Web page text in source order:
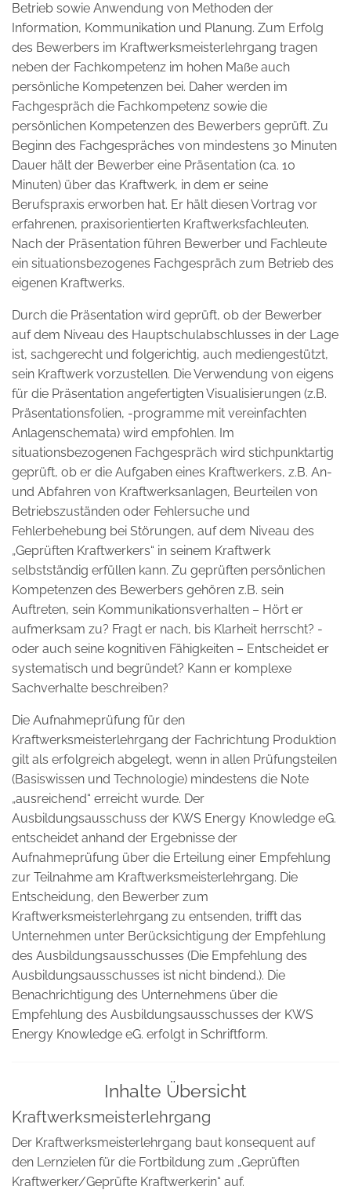
Betrieb sowie Anwendung von Methoden der
Information, Kommunikation und Planung. Zum Erfolg
des Bewerbers im Kraftwerksmeisterlehrgang tragen
neben der Fachkompetenz im hohen Maße auch
persönliche Kompetenzen bei. Daher werden im
Fachgespräch die Fachkompetenz sowie die
persönlichen Kompetenzen des Bewerbers geprüft. Zu
Beginn des Fachgespräches von mindestens 30 Minuten
Dauer hält der Bewerber eine Präsentation (ca. 10
Minuten) über das Kraftwerk, in dem er seine
Berufspraxis erworben hat. Er hält diesen Vortrag vor
erfahrenen, praxisorientierten Kraftwerksfachleuten.
Nach der Präsentation führen Bewerber und Fachleute
ein situationsbezogenes Fachgespräch zum Betrieb des
eigenen Kraftwerks.
Durch die Präsentation wird geprüft, ob der Bewerber
auf dem Niveau des Hauptschulabschlusses in der Lage
ist, sachgerecht und folgerichtig, auch mediengestützt,
sein Kraftwerk vorzustellen. Die Verwendung von eigens
für die Präsentation angefertigten Visualisierungen (z.B.
Präsentationsfolien, -programme mit vereinfachten
Anlagenschemata) wird empfohlen. Im
situationsbezogenen Fachgespräch wird stichpunktartig
geprüft, ob er die Aufgaben eines Kraftwerkers, z.B. An-
und Abfahren von Kraftwerksanlagen, Beurteilen von
Betriebszuständen oder Fehlersuche und
Fehlerbehebung bei Störungen, auf dem Niveau des
„Geprüften Kraftwerkers“ in seinem Kraftwerk
selbstständig erfüllen kann. Zu geprüften persönlichen
Kompetenzen des Bewerbers gehören z.B. sein
Auftreten, sein Kommunikationsverhalten – Hört er
aufmerksam zu? Fragt er nach, bis Klarheit herrscht? -
oder auch seine kognitiven Fähigkeiten – Entscheidet er
systematisch und begründet? Kann er komplexe
Sachverhalte beschreiben?
Die Aufnahmeprüfung für den
Kraftwerksmeisterlehrgang der Fachrichtung Produktion
gilt als erfolgreich abgelegt, wenn in allen Prüfungsteilen
(Basiswissen und Technologie) mindestens die Note
„ausreichend“ erreicht wurde. Der
Ausbildungsausschuss der KWS Energy Knowledge eG.
entscheidet anhand der Ergebnisse der
Aufnahmeprüfung über die Erteilung einer Empfehlung
zur Teilnahme am Kraftwerksmeisterlehrgang. Die
Entscheidung, den Bewerber zum
Kraftwerksmeisterlehrgang zu entsenden, trifft das
Unternehmen unter Berücksichtigung der Empfehlung
des Ausbildungsausschusses (Die Empfehlung des
Ausbildungsausschusses ist nicht bindend.). Die
Benachrichtigung des Unternehmens über die
Empfehlung des Ausbildungsausschusses der KWS
Energy Knowledge eG. erfolgt in Schriftform.
Inhalte Übersicht
Kraftwerksmeisterlehrgang
Der Kraftwerksmeisterlehrgang baut konsequent auf
den Lernzielen für die Fortbildung zum „Geprüften
Kraftwerker/Geprüfte Kraftwerkerin“ auf.